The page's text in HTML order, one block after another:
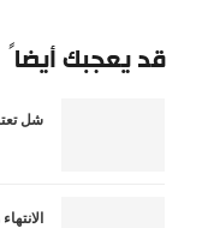
قد يعجبك أيضاً
شل